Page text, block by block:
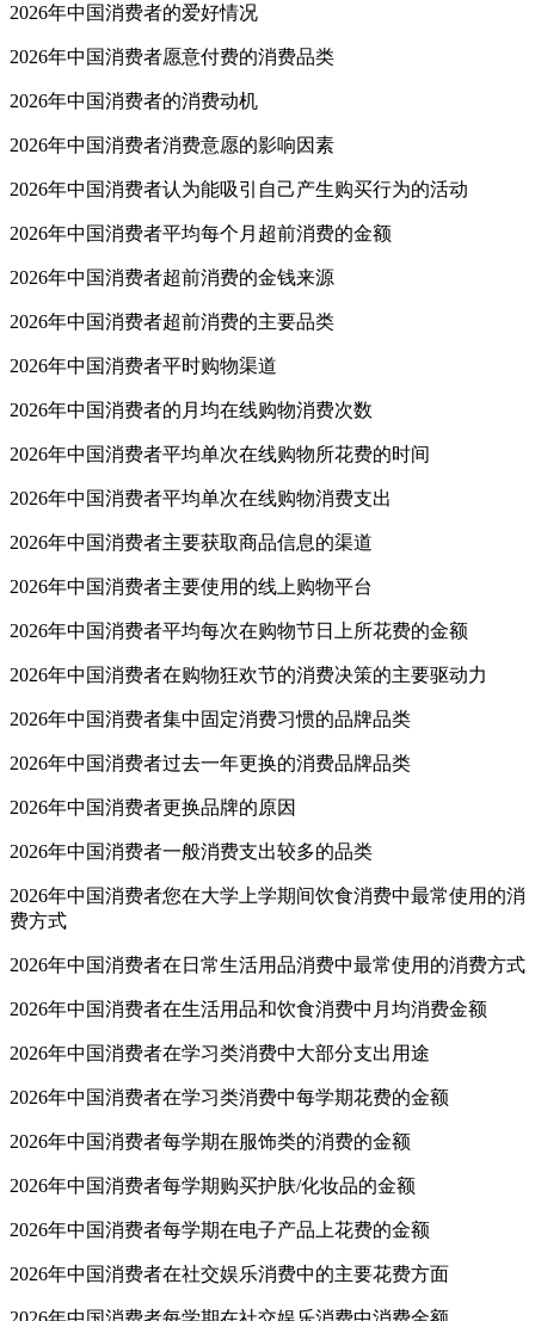
2026年中国消费者的爱好情况
2026年中国消费者愿意付费的消费品类
2026年中国消费者的消费动机
2026年中国消费者消费意愿的影响因素
2026年中国消费者认为能吸引自己产生购买行为的活动
2026年中国消费者平均每个月超前消费的金额
2026年中国消费者超前消费的金钱来源
2026年中国消费者超前消费的主要品类
2026年中国消费者平时购物渠道
2026年中国消费者的月均在线购物消费次数
2026年中国消费者平均单次在线购物所花费的时间
2026年中国消费者平均单次在线购物消费支出
2026年中国消费者主要获取商品信息的渠道
2026年中国消费者主要使用的线上购物平台
2026年中国消费者平均每次在购物节日上所花费的金额
2026年中国消费者在购物狂欢节的消费决策的主要驱动力
2026年中国消费者集中固定消费习惯的品牌品类
2026年中国消费者过去一年更换的消费品牌品类
2026年中国消费者更换品牌的原因
2026年中国消费者一般消费支出较多的品类
2026年中国消费者您在大学上学期间饮食消费中最常使用的消
费方式
2026年中国消费者在日常生活用品消费中最常使用的消费方式
2026年中国消费者在生活用品和饮食消费中月均消费金额
2026年中国消费者在学习类消费中大部分支出用途
2026年中国消费者在学习类消费中每学期花费的金额
2026年中国消费者每学期在服饰类的消费的金额
2026年中国消费者每学期购买护肤/化妆品的金额
2026年中国消费者每学期在电子产品上花费的金额
2026年中国消费者在社交娱乐消费中的主要花费方面